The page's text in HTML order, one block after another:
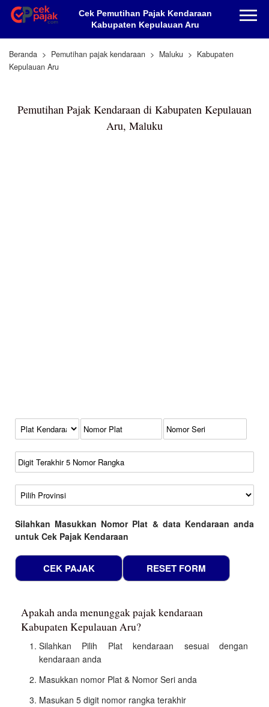
Cek Pemutihan Pajak Kendaraan
Kabupaten Kepulauan Aru
Beranda Pemutihan pajak kendaraan Maluku
Kabupaten
Kepulauan Aru
Pemutihan Pajak Kendaraan di Kabupaten Kepulauan
Aru, Maluku
Kode Plat Kendaraan
No Plat
No Seri
No Rangka
Wilayah
Silahkan Masukkan Nomor Plat & data Kendaraan anda
untuk Cek Pajak Kendaraan
Apakah anda menunggak pajak kendaraan
Kabupaten Kepulauan Aru?
Silahkan Pilih Plat kendaraan sesuai dengan
kendaraan anda
Masukkan nomor Plat & Nomor Seri anda
Masukan 5 digit nomor rangka terakhir